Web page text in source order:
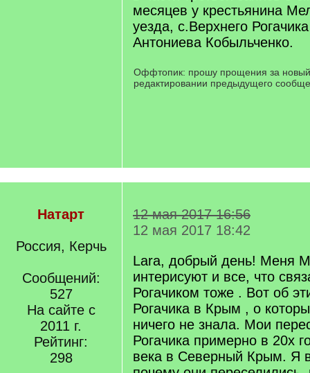
месяцев у крестьянина
уезда, с.Верхнего
Антониева Кобыльченко.
Оффтопик: прошу прощения за
редактировании предыдущего
Натарт
Россия, Керчь
Сообщений:
527
На сайте с
2011 г.
Рейтинг:
298
12 мая 2017 16:56
12 мая 2017 18:42
Lara, добрый день! Меня
интерисуют и все, что
Рогачиком тоже . Вот об
Рогачика в Крым , о
ничего не знала. Мои
Рогачика примерно в 20х
века в Северный Крым. Я